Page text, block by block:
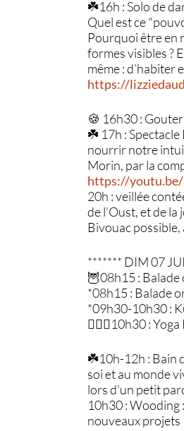
☘️16h : Solo de
Quel est ce
Pourquoi être en
formes visibles ?
même : d’habiter
https://
🍪 16h30 :
☘️ 17h :
nourrir notre
Morin, par la
https://
20h : veillée
de l’Oust, et de la
Bivouac possible,
******* DIM 07
🦉08h15 :
*08h15 : Balade
*09h30-10h30 :
🧘🏻‍♀️10h30 :
☘️10h-12h : Bain
soi et au monde
lors d’un petit
10h30 :
nouveaux projets